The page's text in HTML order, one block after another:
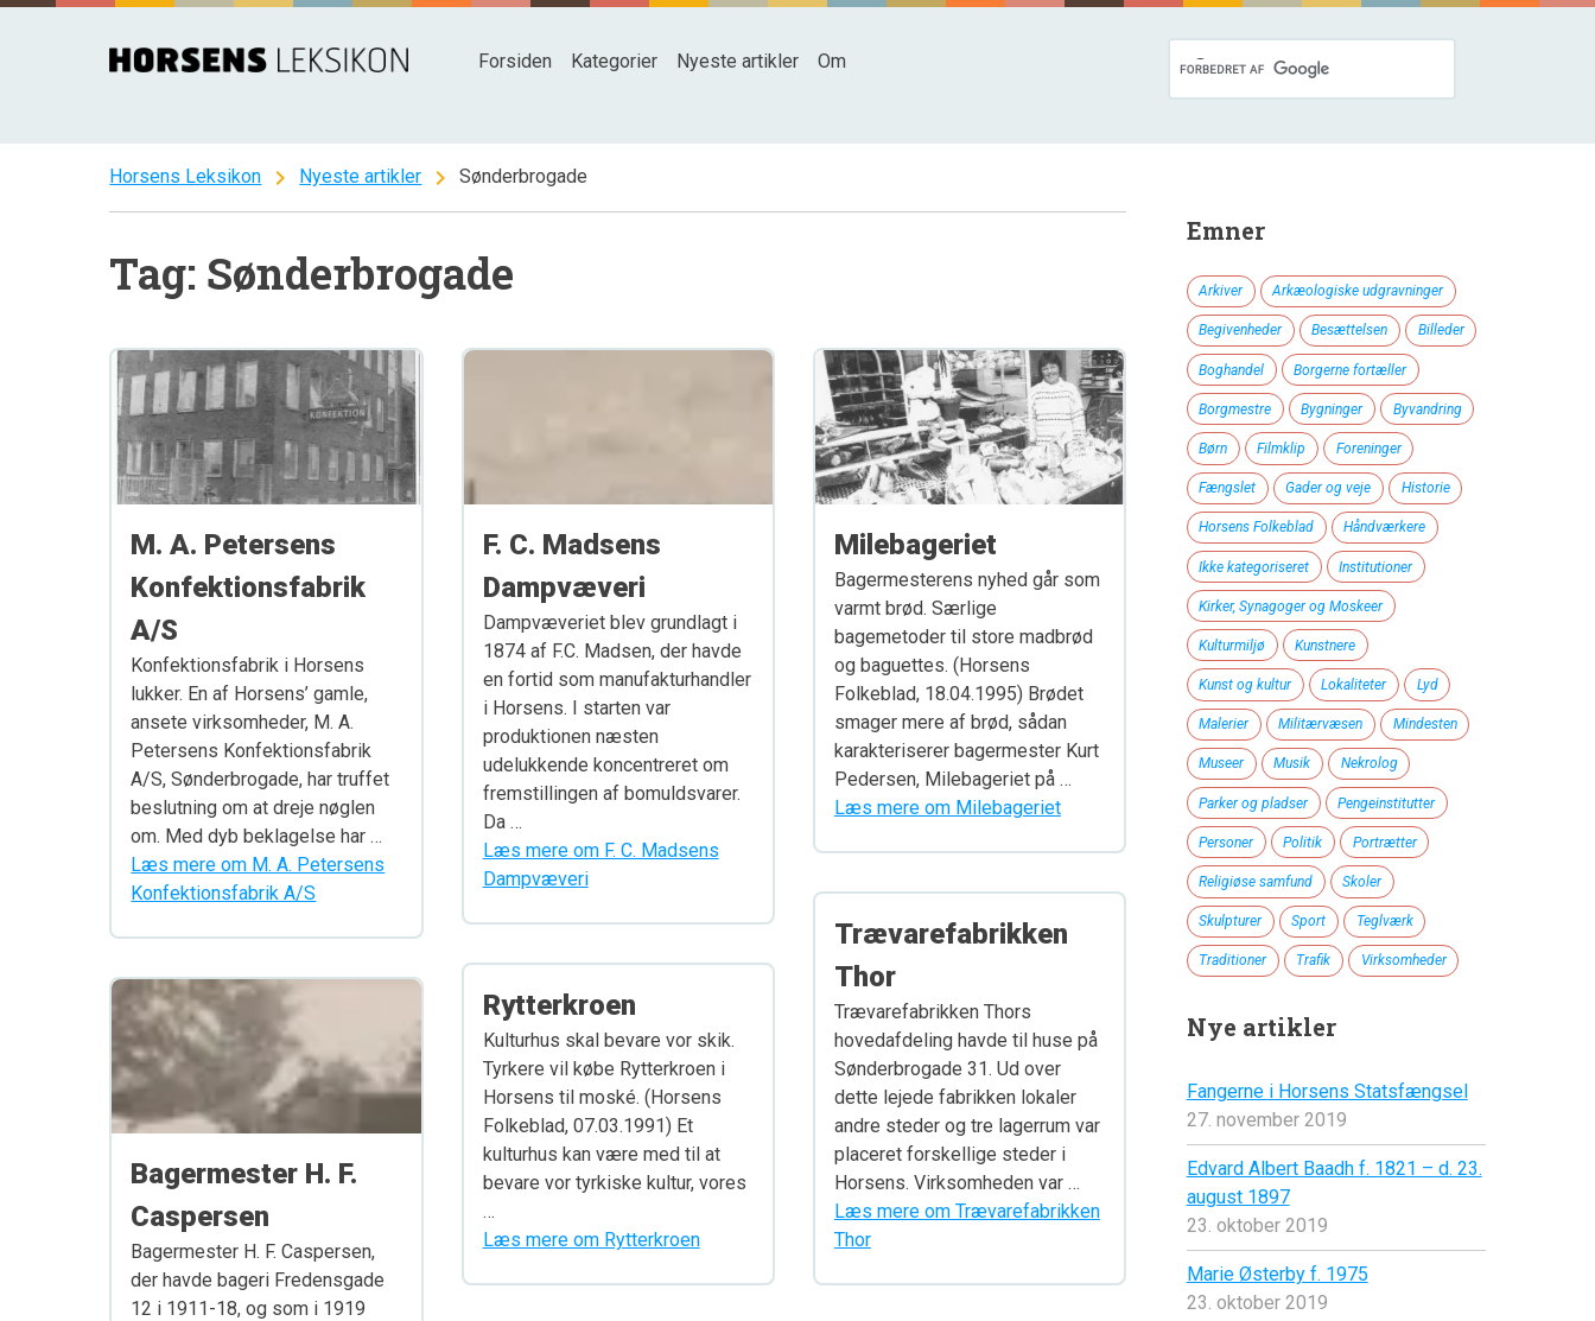
Spring
Forsiden Kategorier Nyeste artikler Om
Horsens Leksikon chevron_right Nyeste artikler chevron_right Sønderbrogade
Tag: Sønderbrogade
M. A. Petersens
Konfektionsfabrik
A/S
Konfektionsfabrik i Horsens
lukker. En af Horsens’ gamle,
ansete virksomheder, M. A.
Petersens Konfektionsfabrik
A/S, Sønderbrogade, har truffet
beslutning om at dreje nøglen
om. Med dyb beklagelse har …
Læs mere om M. A. Petersens
Konfektionsfabrik A/S
Bagermester H. F.
Caspersen
Bagermester H. F. Caspersen,
der havde bageri Fredensgade
12 i 1911-18, og som i 1919
F. C. Madsens
Dampvæveri
Dampvæveriet blev grundlagt i
1874 af F.C. Madsen, der havde
en fortid som manufakturhandler
i Horsens. I starten var
produktionen næsten
udelukkende koncentreret om
fremstillingen af bomuldsvarer.
Da …
Læs mere om F. C. Madsens
Dampvæveri
Rytterkroen
Kulturhus skal bevare vor skik.
Tyrkere vil købe Rytterkroen i
Horsens til moské. (Horsens
Folkeblad, 07.03.1991) Et
kulturhus kan være med til at
bevare vor tyrkiske kultur, vores
…
Læs mere om Rytterkroen
Milebageriet
Bagermesterens nyhed går som
varmt brød. Særlige
bagemetoder til store madbrød
og baguettes. (Horsens
Folkeblad, 18.04.1995) Brødet
smager mere af brød, sådan
karakteriserer bagermester Kurt
Pedersen, Milebageriet på …
Læs mere om Milebageriet
Trævarefabrikken
Thor
Trævarefabrikken Thors
hovedafdeling havde til huse på
Sønderbrogade 31. Ud over
dette lejede fabrikken lokaler
andre steder og tre lagerrum var
placeret forskellige steder i
Horsens. Virksomheden var …
Læs mere om Trævarefabrikken
Thor
Emner
Arkiver Arkæologiske udgravninger
Begivenheder Besættelsen Billeder
Boghandel Borgerne fortæller
Borgmestre Bygninger Byvandring
Børn Filmklip Foreninger
Fængslet Gader og veje Historie
Horsens Folkeblad Håndværkere
Ikke kategoriseret Institutioner
Kirker, Synagoger og Moskeer
Kulturmiljø Kunstnere
Kunst og kultur Lokaliteter Lyd
Malerier Militærvæsen Mindesten
Museer Musik Nekrolog
Parker og pladser Pengeinstitutter
Personer Politik Portrætter
Religiøse samfund Skoler
Skulpturer Sport Teglværk
Traditioner Trafik Virksomheder
Nye artikler
Fangerne i Horsens Statsfængsel
27. november 2019
Edvard Albert Baadh f. 1821 – d. 23.
august 1897
23. oktober 2019
Marie Østerby f. 1975
23. oktober 2019